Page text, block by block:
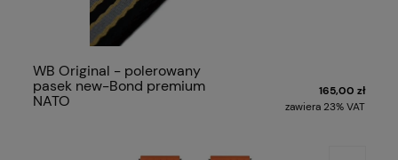
WB Original - polerowany
pasek new-Bond premium
NATO
165,00 zł
zawiera 23% VAT